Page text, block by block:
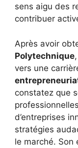
sens aigu des
contribuer
Après avoir
Polytechnique
vers une
constatez que
d’entreprises
stratégies
le marché. Son